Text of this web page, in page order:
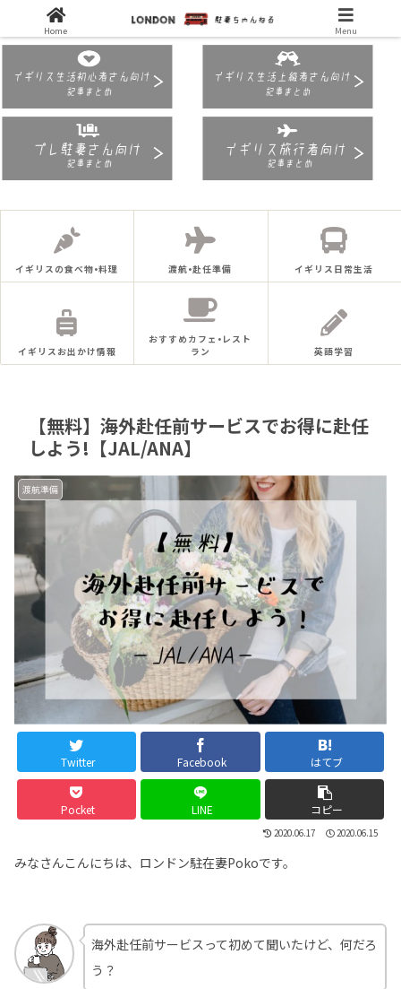
イギリスの食べ物•料理 渡航•赴任準備 イギリス日常生活
イギリスお出かけ情報
おすすめカフェ•レスト
ラン
英語学習
【無料】海外赴任前サービスでお得に赴任
しよう!【JAL/ANA】
渡航準備
Twitter Facebook はてブ
Pocket LINE コピー
2020.06.17 2020.06.15
みなさんこんにちは、ロンドン駐在妻Pokoです。
海外赴任前サービスって初めて聞いたけど、何だろ
う？
Home Menu